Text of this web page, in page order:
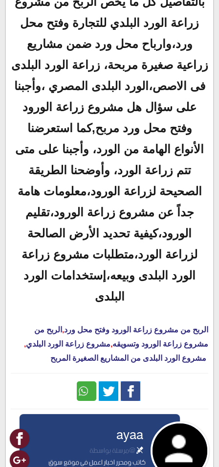
زراعة الورد البلدي للتجارة وفتح محل
ورد،وارباح محل ورد ضمن مشاريع
زراعية صغيرة مربحة، زراعة الورد البلدى
فى الاصص،الورد البلدى المصري ،وأجبنا
على سؤال هل مشروع زراعة الورود
وفتح محل ورد مربح,كما استعرضنا
الأنواع الهامة من الورد، وأجبنا على متى
تتم زراعة الورد، وأوضحنا الطريقة
الصحيحة لزراعة الورود،معلومات هامة
جداً عن مشروع زراعة الورود،تقليم
الورود،كيفية تحديد الأرض الصالحة
لزراعة الورد،متطلبات مشروع زراعة
الورد البلدى وبيعه،إستخدامات الورد
البلدى
الربح من مشروع زراعة الورود وفتح محل ورد, الربح من
مشروع زراعة الورود وتسويقه,مشروع زراعة الورد البلدي,
مشروع الورد البلدى من المشاريع الصغيرة المربح
ayaa
@مرسلة بواسطة
كاتب ومحرر اخبار اعمل في موقع سوق